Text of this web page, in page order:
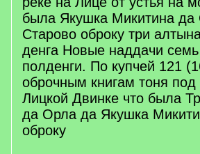
была Якушка Микитина да
Старово оброку три
денга Новые наддачи
полденги. По купчей 121
оброчным книгам тоня
Лицкой Двинке что была
да Орла да Якушка
оброку